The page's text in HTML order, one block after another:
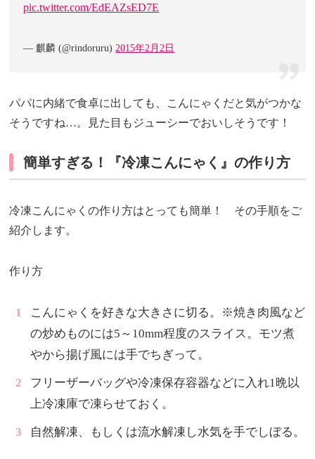
pic.twitter.com/EdEAZsED7E
— 麒麟 (@rindoruru) 2015年2月2日
パパに内緒で食卓に出しても、こんにゃくだと気がつかな
そうですね…。見た目もジューシーでおいしそうです！
簡単すぎる！『冷凍こんにゃく』の作り方
冷凍こんにゃくの作り方はとっても簡単！ その手順をご
紹介します。
作り方
こんにゃくを好きな大きさに切る。※焼き肉風など
の炒めものには5～10mm程度のスライス。モツ煮
やから揚げ風には手でちぎって。
フリーザーバッグや冷凍保存容器などに入れ1晩以
上冷凍庫で凍らせておく。
自然解凍、もしくは流水解凍し水気を手でしぼる。